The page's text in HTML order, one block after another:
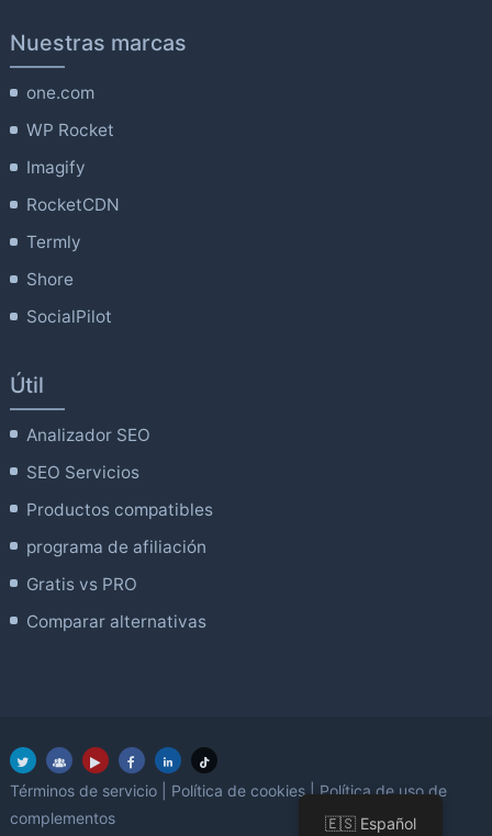
Nuestras marcas
one.com
WP Rocket
Imagify
RocketCDN
Termly
Shore
SocialPilot
Útil
Analizador SEO
SEO Servicios
Productos compatibles
programa de afiliación
Gratis vs PRO
Comparar alternativas
Términos de servicio Política de cookies | Política de uso de
complementos
🇪🇸 Español